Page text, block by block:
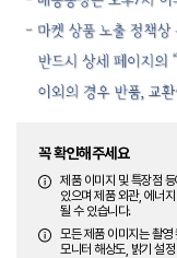
꼭 확인해주세요
제품 이미지 및 특장점
있으며 제품 외관, 에너
될 수 있습니다.
모든 제품 이미지는 촬영
모니터 해상도, 밝기 설